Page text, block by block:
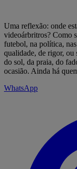
Uma reflexão: onde
videoárbritros? Como
futebol, na política,
qualidade, de rigor, ou
do sol, da praia, do
ocasião. Ainda há
WhatsApp